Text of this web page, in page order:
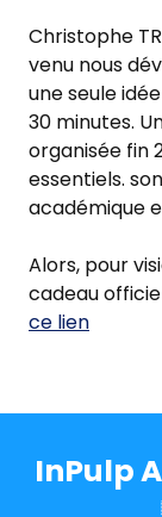
Christophe
venu nous
une seule
30 minutes.
organisée fin
essentiels.
académique
Alors, pour
cadeau
ce lien
InPulp